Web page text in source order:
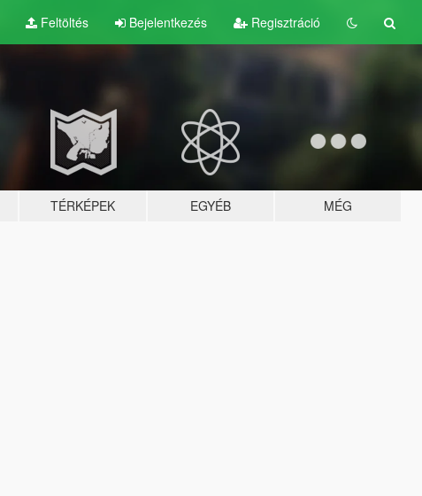
Feltöltés Bejelentkezés Regisztráció
TÉRKÉPEK EGYÉB MÉG